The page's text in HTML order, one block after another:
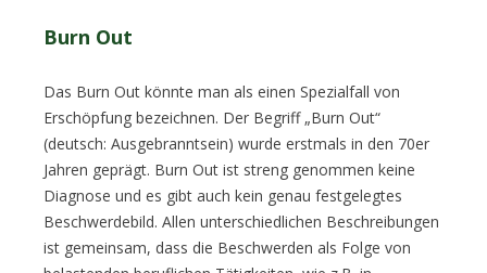
Burn Out
Das Burn Out könnte man als einen Spezialfall von
Erschöpfung bezeichnen. Der Begriff „Burn Out“
(deutsch: Ausgebranntsein) wurde erstmals in den 70er
Jahren geprägt. Burn Out ist streng genommen keine
Diagnose und es gibt auch kein genau festgelegtes
Beschwerdebild. Allen unterschiedlichen Beschreibungen
ist gemeinsam, dass die Beschwerden als Folge von